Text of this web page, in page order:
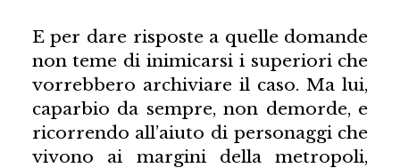
E per dare risposte a quelle domande
non teme di inimicarsi i superiori che
vorrebbero archiviare il caso. Ma lui,
caparbio da sempre, non demorde, e
ricorrendo all’aiuto di personaggi che
vivono ai margini della metropoli,